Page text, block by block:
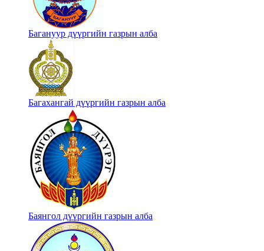
Багануур дүүргийн газрын алба
Багахангай дүүргийн газрын алба
Баянгол дүүргийн газрын алба